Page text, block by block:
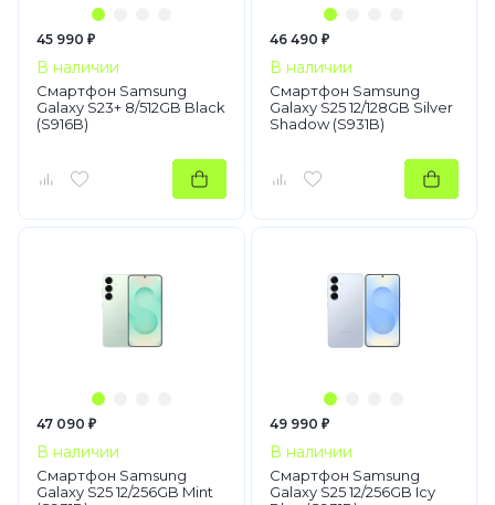
45 990 ₽
В наличии
Смартфон Samsung
Galaxy S23+ 8/512GB Black
(S916B)
46 490 ₽
В наличии
Смартфон Samsung
Galaxy S25 12/128GB Silver
Shadow (S931B)
47 090 ₽
В наличии
Смартфон Samsung
Galaxy S25 12/256GB Mint
49 990 ₽
В наличии
Смартфон Samsung
Galaxy S25 12/256GB Icy